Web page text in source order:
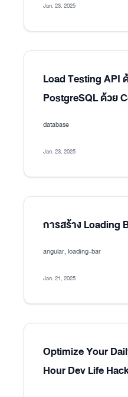
Jan. 23, 2025
Load Testing API
PostgreSQL ด้วย
database
Jan. 23, 2025
การสร้าง Loading
angular, loading-bar
Jan. 21, 2025
Optimize Your
Hour Dev Life